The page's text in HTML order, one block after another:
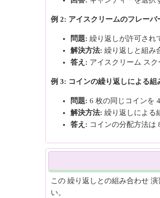
例 2: アイスクリームのフレー
問題: 繰り返しが許可され
解決方法: 繰り返しと組み
答え: アイスクリーム スク
例 3: コインの繰り返しによる組
問題: 6 枚の同じコインを
解決方法: 繰り返しによる
答え: コインの分配方法は
この 繰り返しとの組み合わせ
い。